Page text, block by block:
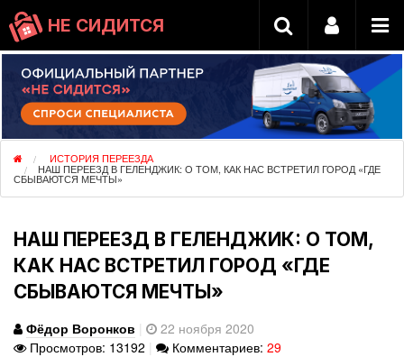
НЕ СИДИТСЯ
ИСТОРИЯ ПЕРЕЕЗДА
НАШ ПЕРЕЕЗД В ГЕЛЕНДЖИК: О ТОМ, КАК НАС ВСТРЕТИЛ ГОРОД «ГДЕ
СБЫВАЮТСЯ МЕЧТЫ»
НАШ ПЕРЕЕЗД В ГЕЛЕНДЖИК: О ТОМ,
КАК НАС ВСТРЕТИЛ ГОРОД «ГДЕ
СБЫВАЮТСЯ МЕЧТЫ»
Фёдор Воронков
22 ноября 2020
Просмотров: 13192
Комментариев: 29